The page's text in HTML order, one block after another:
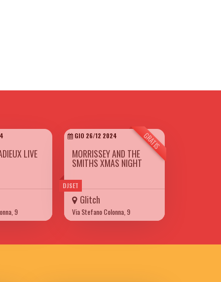
LIVE
9
DJSET
GRATIS
GIO 26/12 2024
MORRISSEY AND THE
SMITHS XMAS NIGHT
Glitch
Via Stefano Colonna, 9